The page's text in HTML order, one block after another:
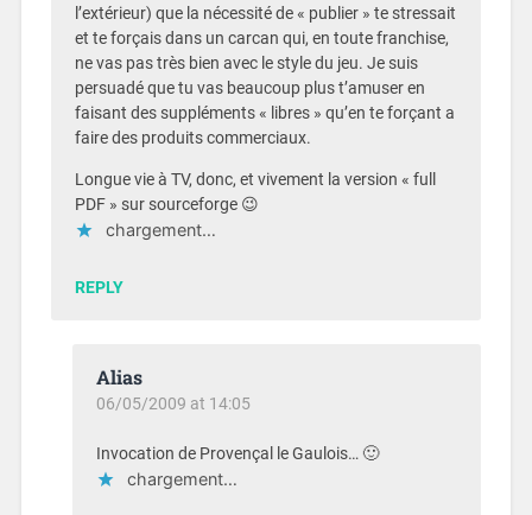
l’extérieur) que la nécessité de « publier » te stressait
et te forçais dans un carcan qui, en toute franchise,
ne vas pas très bien avec le style du jeu. Je suis
persuadé que tu vas beaucoup plus t’amuser en
faisant des suppléments « libres » qu’en te forçant a
faire des produits commerciaux.
Longue vie à TV, donc, et vivement la version « full
PDF » sur sourceforge 😉
chargement…
REPLY
Alias
06/05/2009 at 14:05
Invocation de Provençal le Gaulois… 🙂
chargement…